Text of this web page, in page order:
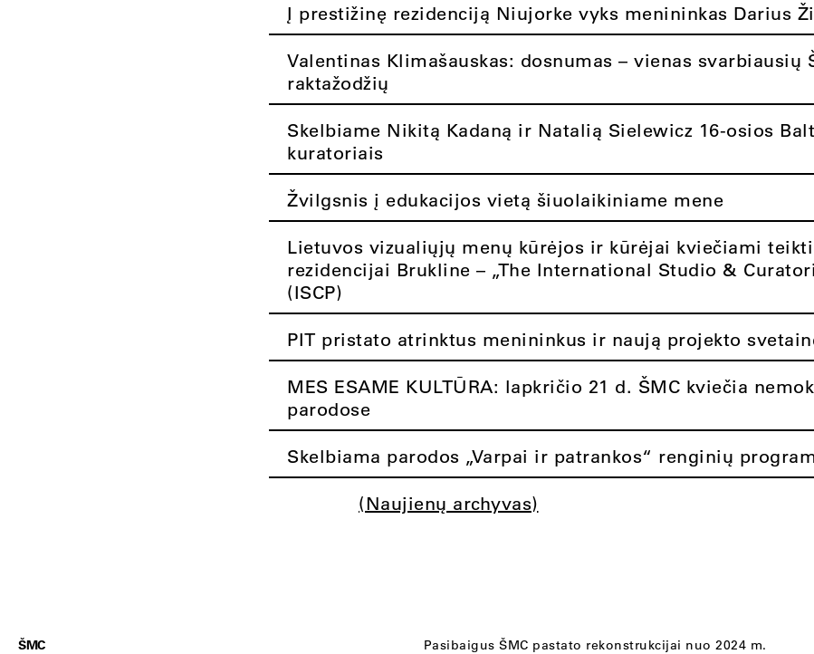
Į prestižinę rezidenciją Niujorke vyks menininkas Darius
Valentinas Klimašauskas: dosnumas – vienas svarbiausių
raktažodžių
Skelbiame Nikitą Kadaną ir Natalią Sielewicz 16-osios
kuratoriais
Žvilgsnis į edukacijos vietą šiuolaikiniame mene
Lietuvos vizualiųjų menų kūrėjos ir kūrėjai kviečiami
rezidencijai Brukline – „The International Studio &
(ISCP)
PIT pristato atrinktus menininkus ir naują projekto
MES ESAME KULTŪRA: lapkričio 21 d. ŠMC kviečia
parodose
Skelbiama parodos „Varpai ir patrankos“ renginių
(Naujienų archyvas)
ŠMC
Pasibaigus ŠMC pastato rekonstrukcijai nuo 2024 m.